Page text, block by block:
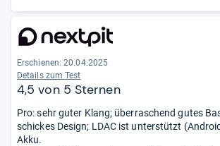
Erschienen: 20.04.2025
Details zum Test
4,5 von 5 Sternen
Pro: sehr guter Klang; überraschend gutes
schickes Design; LDAC ist unterstützt
Akku.